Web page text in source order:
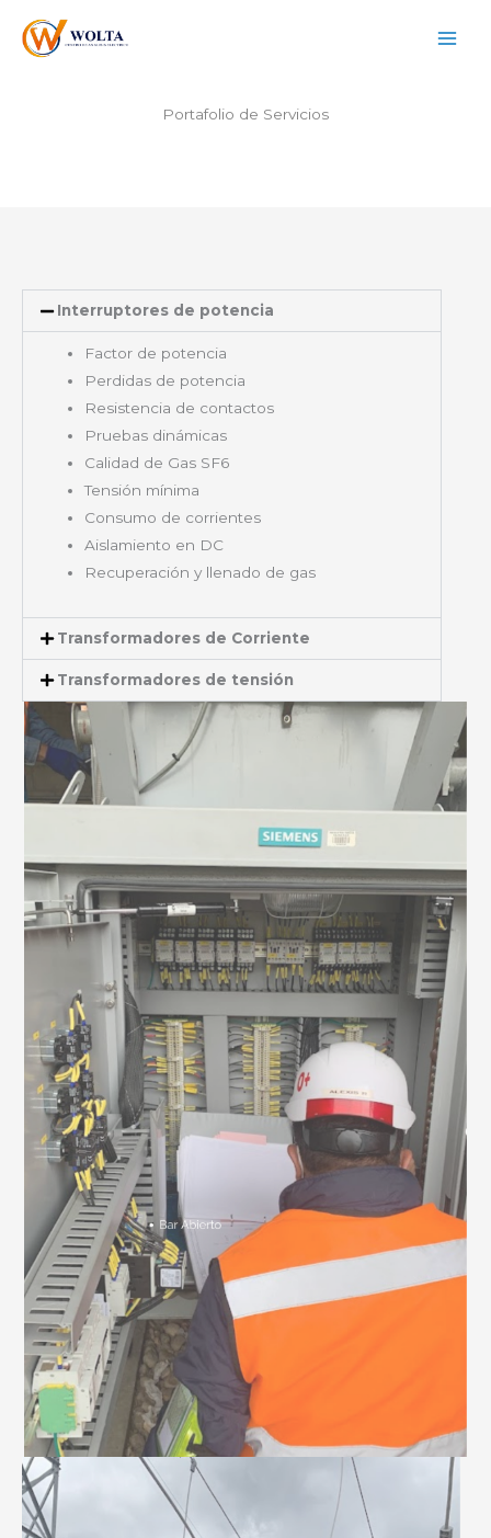
Portafolio de Servicios
Interruptores de potencia
Factor de potencia
Perdidas de potencia
Resistencia de contactos
Pruebas dinámicas
Calidad de Gas SF6
Tensión mínima
Consumo de corrientes
Aislamiento en DC
Recuperación y llenado de gas
Transformadores de Corriente
Transformadores de tensión